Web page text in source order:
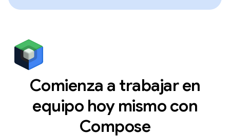
Comienza a trabajar en
equipo hoy mismo con
Compose